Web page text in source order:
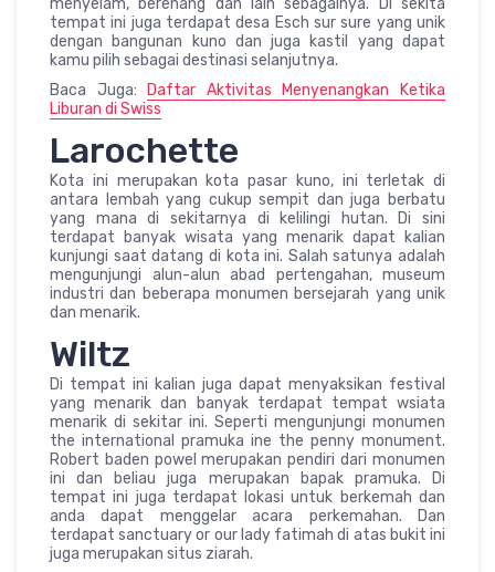
tempat ini juga terdapat desa Esch sur sure yang unik
dengan bangunan kuno dan juga kastil yang dapat
kamu pilih sebagai destinasi selanjutnya.
Baca Juga:
Daftar Aktivitas Menyenangkan Ketika
Liburan di Swiss
Larochette
Kota ini merupakan kota pasar kuno, ini terletak di
antara lembah yang cukup sempit dan juga berbatu
yang mana di sekitarnya di kelilingi hutan. Di sini
terdapat banyak wisata yang menarik dapat kalian
kunjungi saat datang di kota ini. Salah satunya adalah
mengunjungi alun-alun abad pertengahan, museum
industri dan beberapa monumen bersejarah yang unik
dan menarik.
Wiltz
Di tempat ini kalian juga dapat menyaksikan festival
yang menarik dan banyak terdapat tempat wsiata
menarik di sekitar ini. Seperti mengunjungi monumen
the international pramuka ine the penny monument.
Robert baden powel merupakan pendiri dari monumen
ini dan beliau juga merupakan bapak pramuka. Di
tempat ini juga terdapat lokasi untuk berkemah dan
anda dapat menggelar acara perkemahan. Dan
terdapat sanctuary or our lady fatimah di atas bukit ini
juga merupakan situs ziarah.